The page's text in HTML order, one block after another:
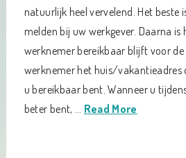
natuurlijk heel vervelend. Het beste
melden bij uw werkgever. Daarna
werknemer bereikbaar blijft voor de
werknemer het huis/vakantieadres
u bereikbaar bent. Wanneer u
beter bent, … Read More